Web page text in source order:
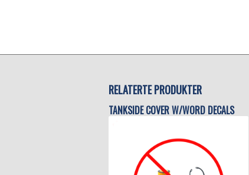
RELATERTE PRODUKTER
TANKSIDE COVER W/WORD DECALS